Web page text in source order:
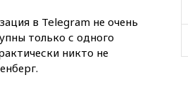
в Telegram не очень
только с одного
никто не